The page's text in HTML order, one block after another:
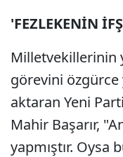
'FEZLEKENİN
Milletvekillerinin
görevini özgürce
aktaran Yeni
Mahir Başarır,
yapmıştır.